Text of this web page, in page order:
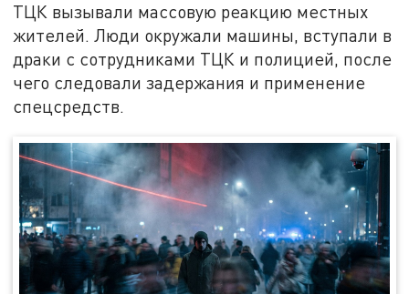
ТЦК вызывали массовую реакцию местных
жителей. Люди окружали машины, вступали в
драки с сотрудниками ТЦК и полицией, после
чего следовали задержания и применение
спецсредств.